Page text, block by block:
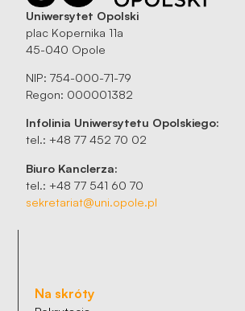
Uniwersytet Opolski
plac Kopernika 11a
45-040 Opole
NIP: 754-000-71-79
Regon: 000001382
Infolinia Uniwersytetu Opolskiego:
tel.: +48 77 452 70 02
Biuro Kanclerza:
tel.: +48 77 541 60 70
sekretariat@uni.opole.pl
Na skróty